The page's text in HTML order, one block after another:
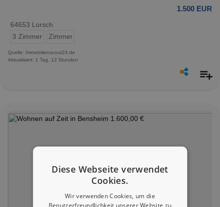
1.500 EUR
64653 Lorsch
3 Zimmer
Zimmer
Quelle: Immobilienscout24.de
Aktualisiert: 1 Tag, 12 Stunden
Diese Webseite verwendet
Cookies.
Wir verwenden Cookies, um die
Benutzerfreundlichkeit unserer Website zu